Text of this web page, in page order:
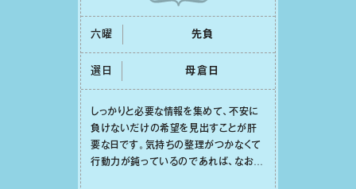
六曜 先負
選日 ⺟倉⽇
しっかりと必要な情報を集めて、不安に
負けないだけの希望を⾒出すことが肝
要な⽇です。気持ちの整理がつかなくて
⾏動⼒が鈍っているのであれば、なおさ